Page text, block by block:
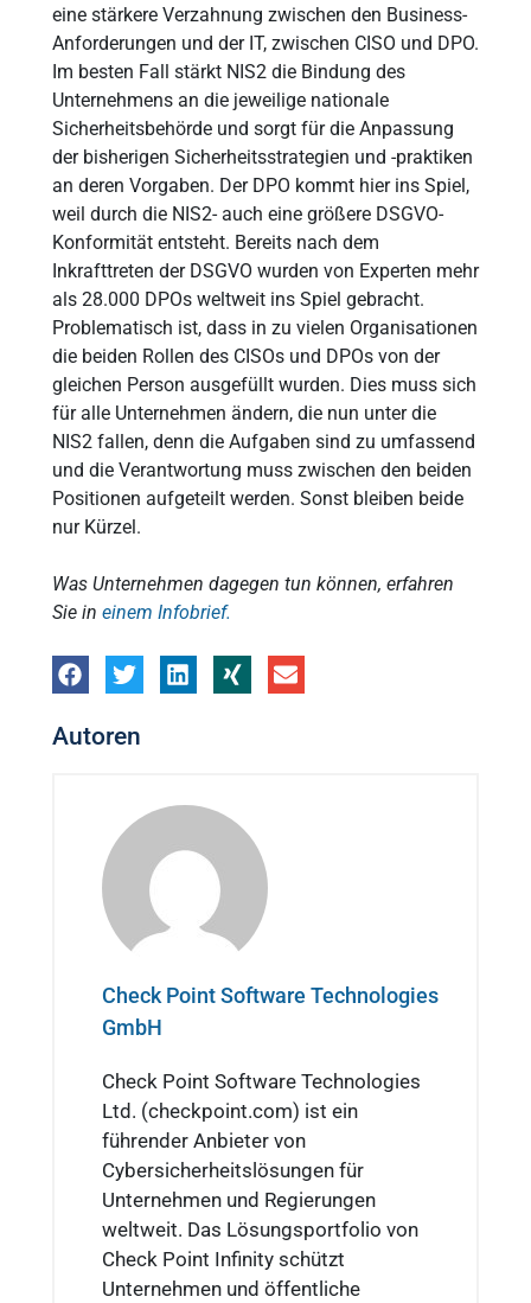
eine stärkere Verzahnung zwischen den Business-
Anforderungen und der IT, zwischen CISO und DPO.
Im besten Fall stärkt NIS2 die Bindung des
Unternehmens an die jeweilige nationale
Sicherheitsbehörde und sorgt für die Anpassung
der bisherigen Sicherheitsstrategien und -praktiken
an deren Vorgaben. Der DPO kommt hier ins Spiel,
weil durch die NIS2- auch eine größere DSGVO-
Konformität entsteht. Bereits nach dem
Inkrafttreten der DSGVO wurden von Experten mehr
als 28.000 DPOs weltweit ins Spiel gebracht.
Problematisch ist, dass in zu vielen Organisationen
die beiden Rollen des CISOs und DPOs von der
gleichen Person ausgefüllt wurden. Dies muss sich
für alle Unternehmen ändern, die nun unter die
NIS2 fallen, denn die Aufgaben sind zu umfassend
und die Verantwortung muss zwischen den beiden
Positionen aufgeteilt werden. Sonst bleiben beide
nur Kürzel.
Was Unternehmen dagegen tun können, erfahren
Sie in einem Infobrief.
Autoren
Check Point Software Technologies
GmbH
Check Point Software Technologies
Ltd. (checkpoint.com) ist ein
führender Anbieter von
Cybersicherheitslösungen für
Unternehmen und Regierungen
weltweit. Das Lösungsportfolio von
Check Point Infinity schützt
Unternehmen und öffentliche